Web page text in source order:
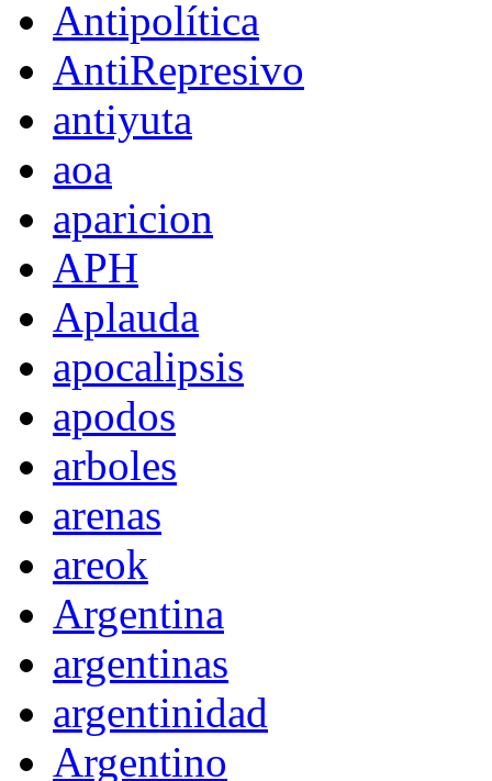
Antipolítica
AntiRepresivo
antiyuta
aoa
aparicion
APH
Aplauda
apocalipsis
apodos
arboles
arenas
areok
Argentina
argentinas
argentinidad
Argentino